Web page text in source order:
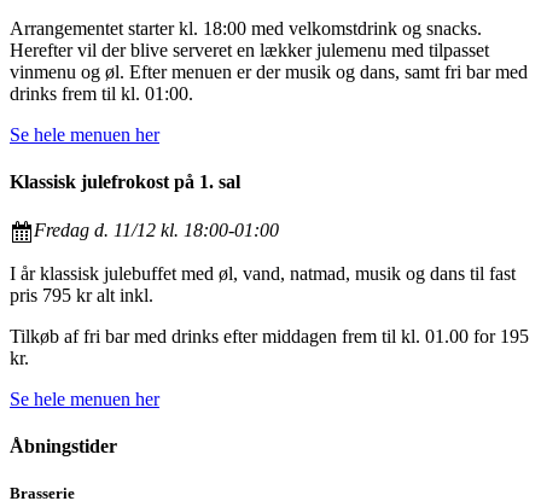
Arrangementet starter kl. 18:00 med velkomstdrink og snacks.
Herefter vil der blive serveret en lækker julemenu med tilpasset
vinmenu og øl. Efter menuen er der musik og dans, samt fri bar med
drinks frem til kl. 01:00.
Se hele menuen her
Klassisk julefrokost på 1. sal
Fredag d. 11/12 kl. 18:00-01:00
I år klassisk julebuffet med øl, vand, natmad, musik og dans til fast
pris 795 kr alt inkl.
Tilkøb af fri bar med drinks efter middagen frem til kl. 01.00 for 195
kr.
Se hele menuen her
Åbningstider
Brasserie